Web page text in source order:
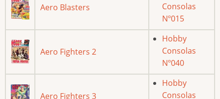
Aero Blasters
Consolas
Nº015
Aero Fighters 2
Hobby
Consolas
Nº040
Aero Fighters 3
Hobby
Consolas